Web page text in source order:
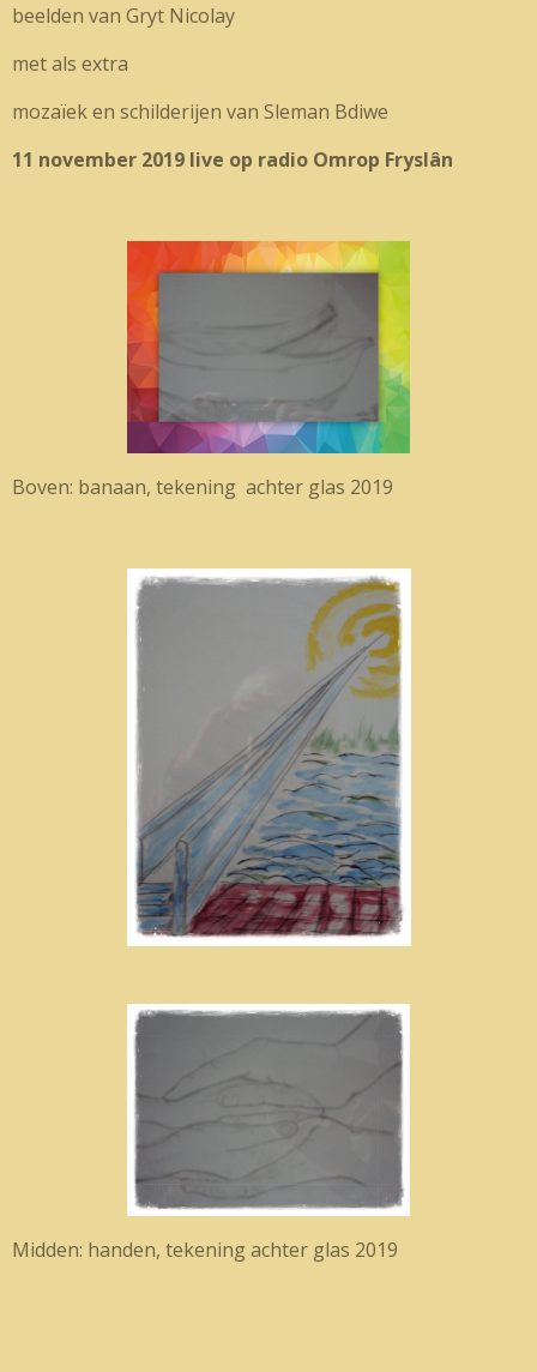
beelden van Gryt Nicolay
met als extra
mozaïek en schilderijen van Sleman Bdiwe
11 november 2019 live op radio Omrop Fryslân
Boven: banaan, tekening achter glas 2019
Midden: handen, tekening achter glas 2019